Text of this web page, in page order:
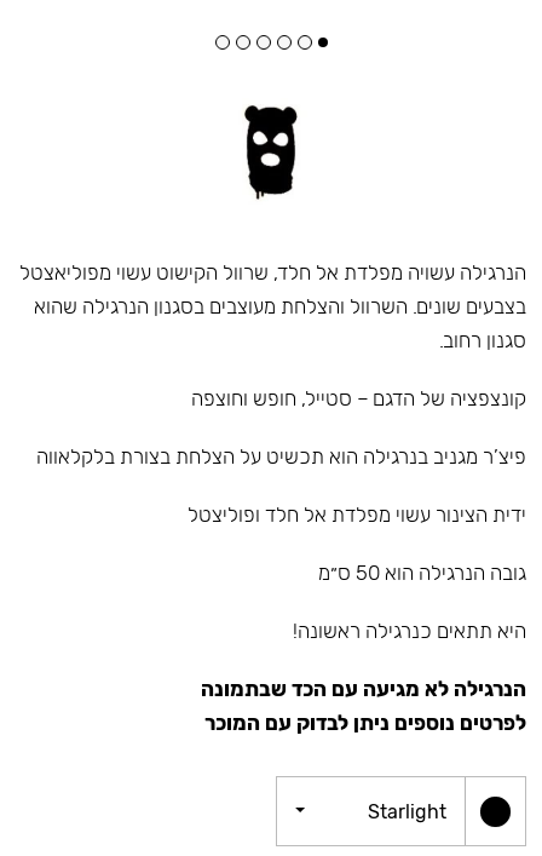
הנרגילה עשויה מפלדת אל חלד, שרוול הקישוט עשוי מפוליאצטל
בצבעים שונים. השרוול והצלחת מעוצבים בסגנון הנרגילה שהוא
סגנון רחוב.
קונצפציה של הדגם – סטייל, חופש וחוצפה
פיצ’ר מגניב בנרגילה הוא תכשיט על הצלחת בצורת בלקלאווה
ידית הצינור עשוי מפלדת אל חלד ופוליצטל
גובה הנרגילה הוא 50 ס״מ
היא תתאים כנרגילה ראשונה!
הנרגילה לא מגיעה עם הכד שבתמונה
לפרטים נוספים ניתן לבדוק עם המוכר
Starlight